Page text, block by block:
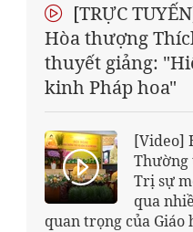
[TRỰC
Hòa thượng
thuyết giảng:
kinh Pháp hoa"
[Video]
Thường
Trị sự
qua
quan trọng của Giáo